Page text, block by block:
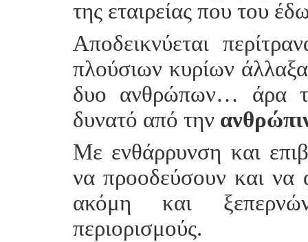
της εταιρείας που του
Αποδεικνύεται
πλούσιων κυρίων
δυο ανθρώπων… άρα
δυνατό από την
Με ενθάρρυνση και
να προοδεύσουν και να
ακόμη και
περιορισμούς.